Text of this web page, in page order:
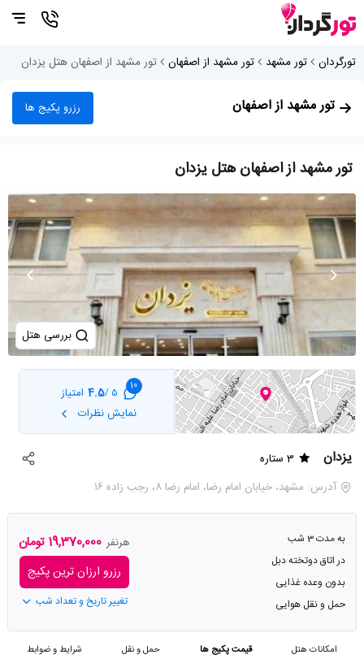
تورگردان تور مشهد تور مشهد از اصفهان تور مشهد از اصفهان هتل یزدان
تور مشهد از اصفهان رزرو پکیج ها
تور مشهد از اصفهان هتل یزدان
بررسی هتل
10
5 /
4.5 امتیاز
نمایش نظرات
یزدان
3 ستاره
آدرس: مشهد، خیابان امام رضا، امام رضا ۸، رجب زاده ۱۶
به مدت 3 شب
در اتاق دوتخته دبل
بدون وعده غذایی
حمل و نقل هوایی
هرنفر 19,370,000 تومان
رزرو ارزان ترین پکیج
تغییر تاریخ و تعداد شب
امکانات هتل قیمت پکیج ها حمل و نقل شرایط و ضوابط